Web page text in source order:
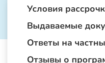
Условия
Выдаваемые
Ответы на
Отзывы о